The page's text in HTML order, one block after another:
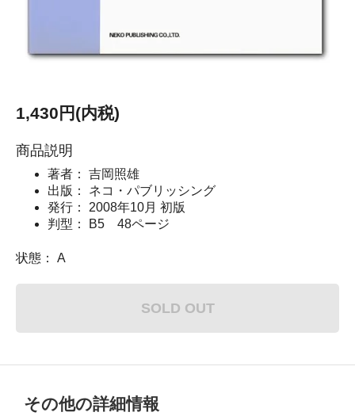
1,430円(内税)
商品説明
著者： 吉岡照雄
出版： ネコ・パブリッシング
発行： 2008年10月 初版
判型： B5 48ページ
状態： A
SOLD OUT
その他の詳細情報